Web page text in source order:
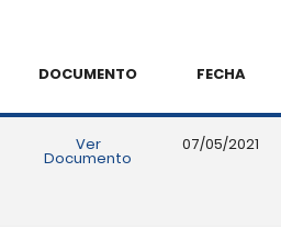
DOCUMENTO FECHA
Ver
Documento
07/05/2021